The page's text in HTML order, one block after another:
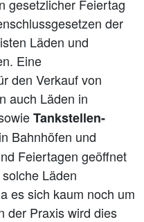
gesetzlicher Feiertag
der
Läden und
Eine
den Verkauf von
auch Läden in
Tankstellen-
Bahnhöfen und
Feiertagen geöffnet
Läden
es sich kaum noch um
der Praxis wird dies